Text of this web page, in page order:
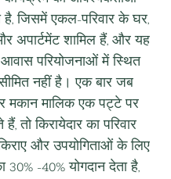
है, जिसमें एकल-परिवार के घर,
अपार्टमेंट शामिल हैं, और यह
आवास परियोजनाओं में स्थित
नहीं है। एक बार जब
मकान मालिक एक पट्टे पर
तो किरायेदार का परिवार
और उपयोगिताओं के लिए
-40% योगदान देता है,